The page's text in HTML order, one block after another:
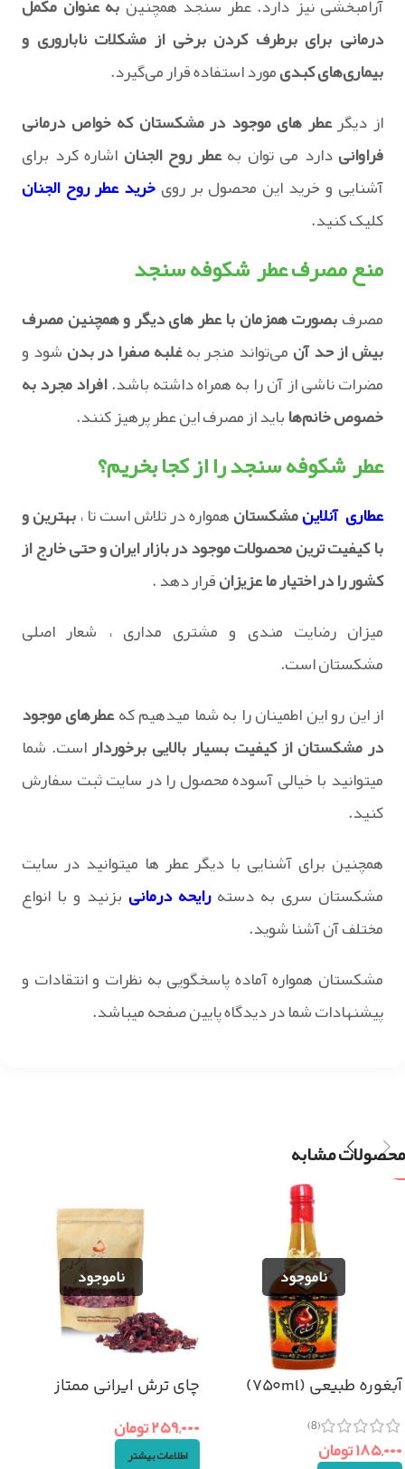
درمانی برای برطرف کردن برخی از مشکلات ناباروری و
بیماری‌های کبدیمورد استفاده قرار می‌گیرد.
از دیگرعطر های موجود در مشکستان که خواص درمانی
فراوانیدارد می توان بهعطر روح الجنان اشاره کرد برای
آشنایی و خرید این محصول بر رویخرید عطر روح الجنان
کلیک کنید.
منع مصرف عطر شکوفه سنجد
مصرفبصورت همزمان با عطر های دیگر و همچنین مصرف
بیش از حد آنمی‌تواند منجر بهغلبه صفرا در بدنشود و
مضرات ناشی از آن را به همراه داشته باشد.افراد مجرد به
خصوص خانم‌هاباید از مصرف این عطر پرهیز کنند.
عطر شکوفه سنجد را از کجا بخریم؟
عطاری آنلاینمشکستانهمواره در تلاش است تا ،بهترین و
با کیفیت ترین محصولات موجود در بازار ایران و حتی خارج از
کشور را در اختیار ما عزیزانقرار دهد .
میزان رضایت مندی و مشتری مداری ، شعار اصلی
مشکستان است.
از این رو این اطمینان را به شما میدهیم کهعطرهای موجود
در مشکستان از کیفیت بسیار بالایی برخورداراست. شما
میتوانید با خیالی آسوده محصول را در سایت ثبت سفارش
کنید.
همچنین برای آشنایی با دیگر عطر ها میتوانید در سایت
مشکستان سری به دستهرایحه درمانی بزنید و با انواع
مختلف آن آشنا شوید.
مشکستان همواره آماده پاسخگویی به نظرات و انتقادات و
پیشنهادات شما در دیدگاه پایین صفحه میباشد.
محصولات مشابه
آبغوره طبیعی (۷۵۰ml)
(8)
۱۸۵,۰۰۰تومان
چای ترش ایرانی ممتاز
۲۵۹,۰۰۰تومان
اطلاعات بیشتر